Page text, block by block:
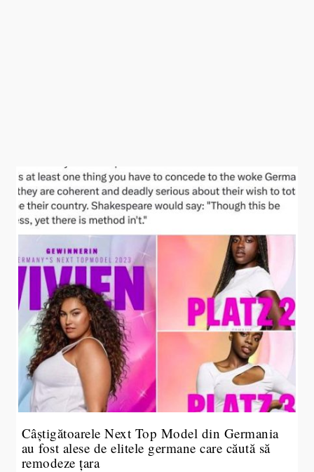
Câștigătoarele Next Top Model din Germania
au fost alese de elitele germane care căută să
remodeze țara